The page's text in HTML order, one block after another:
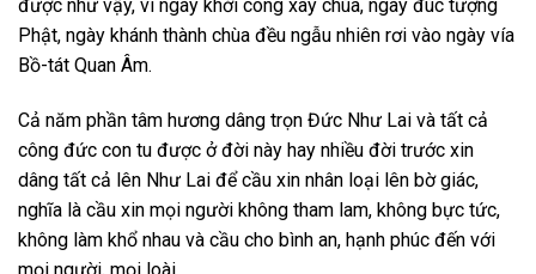
được như vậy, vì ngày khởi công xây chùa, ngày đúc tượng
Phật, ngày khánh thành chùa đều ngẫu nhiên rơi vào ngày vía
Bồ-tát Quan Âm.
Cả năm phần tâm hương dâng trọn Đức Như Lai và tất cả
công đức con tu được ở đời này hay nhiều đời trước xin
dâng tất cả lên Như Lai để cầu xin nhân loại lên bờ giác,
nghĩa là cầu xin mọi người không tham lam, không bực tức,
không làm khổ nhau và cầu cho bình an, hạnh phúc đến với